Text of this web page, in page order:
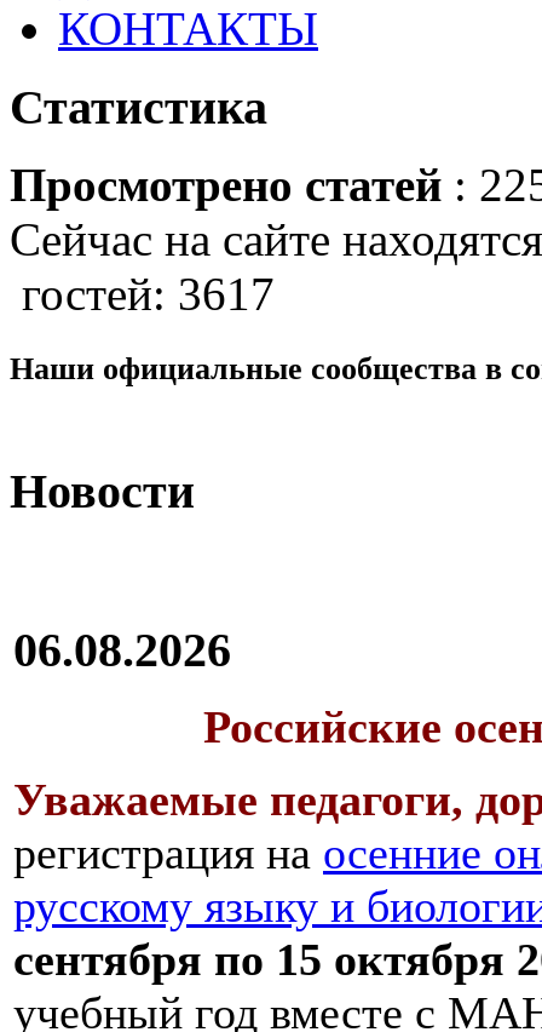
КОНТАКТЫ
Статистика
Просмотрено статей :
Сейчас на сайте
гостей: 3617
Наши официальные сообщества в
Новости
06.08.2026
Российские
Уважаемые педагоги,
регистрация на осенние
русскому языку и
сентября по 15 октября
учебный год вместе с